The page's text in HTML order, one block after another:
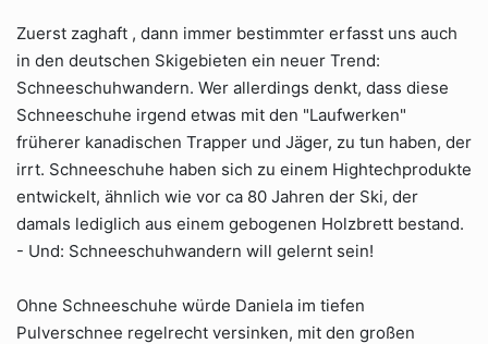
Zuerst zaghaft , dann immer bestimmter erfasst uns auch
in den deutschen Skigebieten ein neuer Trend:
Schneeschuhwandern. Wer allerdings denkt, dass diese
Schneeschuhe irgend etwas mit den "Laufwerken"
früherer kanadischen Trapper und Jäger, zu tun haben, der
irrt. Schneeschuhe haben sich zu einem Hightechprodukte
entwickelt, ähnlich wie vor ca 80 Jahren der Ski, der
damals lediglich aus einem gebogenen Holzbrett bestand.
- Und: Schneeschuhwandern will gelernt sein!
Ohne Schneeschuhe würde Daniela im tiefen
Pulverschnee regelrecht versinken, mit den großen